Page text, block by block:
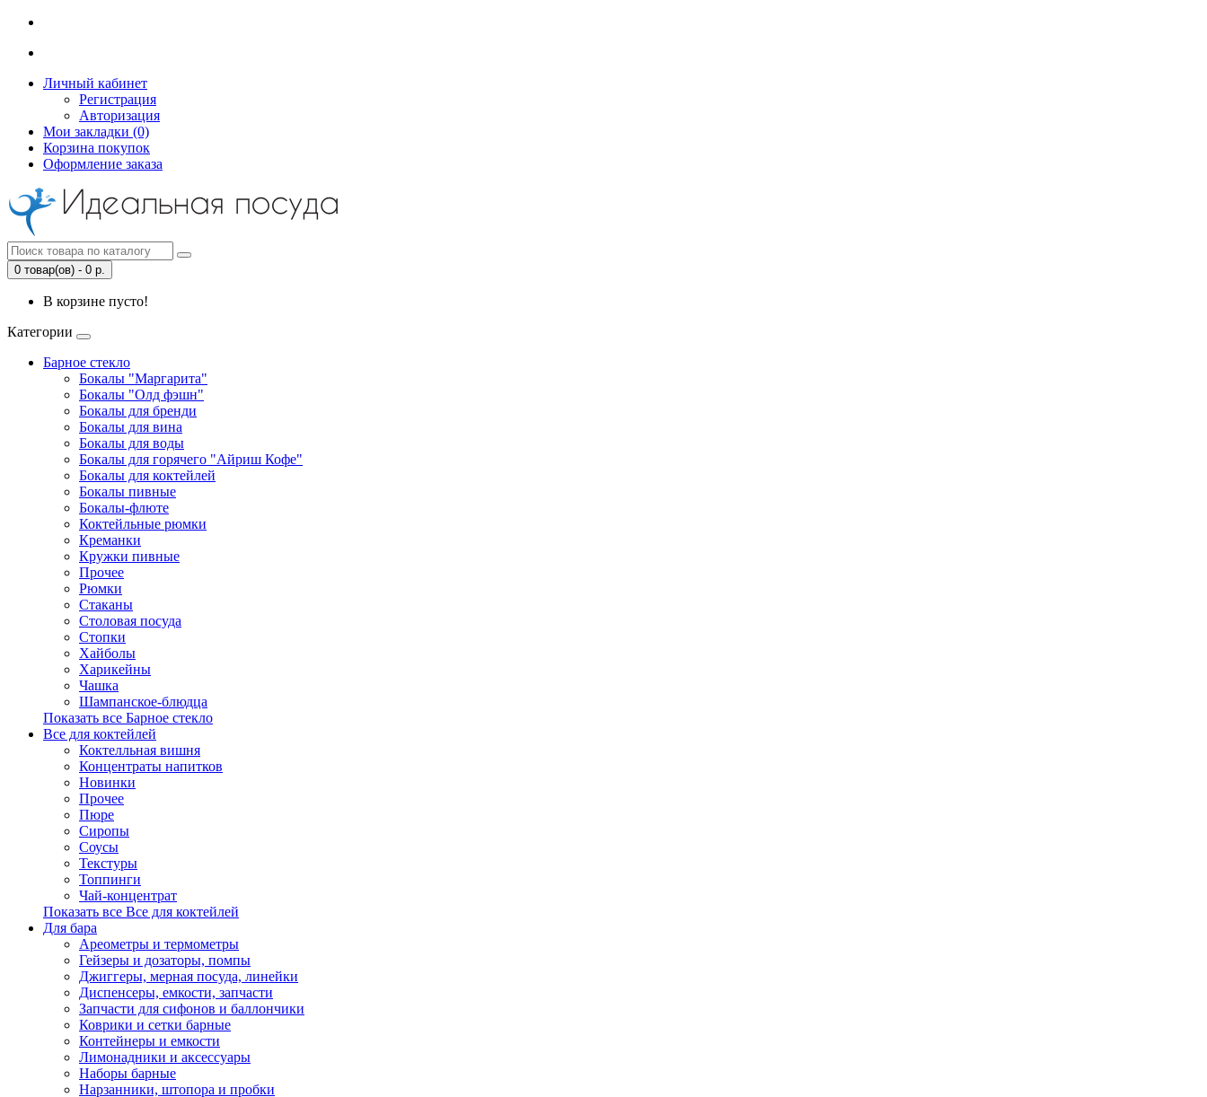
Личный кабинет
Регистрация
Авторизация
Мои закладки (0)
Корзина покупок
Оформление заказа
0 товар(ов) - 0 р.
В корзине пусто!
Категории
Барное стекло
Бокалы "Маргарита"
Бокалы "Олд фэшн"
Бокалы для бренди
Бокалы для вина
Бокалы для воды
Бокалы для горячего "Айриш Кофе"
Бокалы для коктейлей
Бокалы пивные
Бокалы-флюте
Коктейльные рюмки
Креманки
Кружки пивные
Прочее
Рюмки
Стаканы
Столовая посуда
Стопки
Хайболы
Харикейны
Чашка
Шампанское-блюдца
Показать все Барное стекло
Все для коктейлей
Коктелльная вишня
Концентраты напитков
Новинки
Прочее
Пюре
Сиропы
Соусы
Текстуры
Топпинги
Чай-концентрат
Показать все Все для коктейлей
Для бара
Ареометры и термометры
Гейзеры и дозаторы, помпы
Джиггеры, мерная посуда, линейки
Диспенсеры, емкости, запчасти
Запчасти для сифонов и баллончики
Коврики и сетки барные
Контейнеры и емкости
Лимонадники и аксессуары
Наборы барные
Нарзанники, штопора и пробки